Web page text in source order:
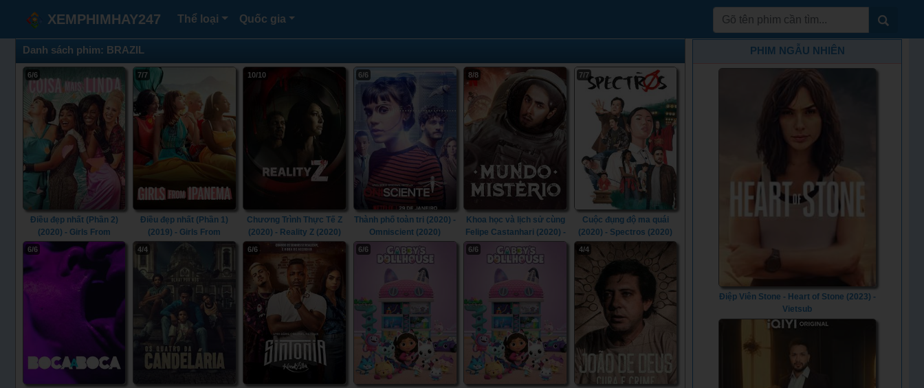
XEMPHIMHAY247 Thể loại Quốc gia
Danh sách phim: BRAZIL
6/6
Điều đẹp nhất (Phần 2)
(2020) - Girls From
Ipanema (Season 2)
(2020)
7/7
Điều đẹp nhất (Phần 1)
(2019) - Girls From
Ipanema (Season 1)
10/10
Chương Trình Thực Tế Z
(2020) - Reality Z (2020)
6/6
Thành phố toàn tri (2020) -
Omniscient (2020)
8/8
Khoa học và lịch sử cùng
Felipe Castanhari (2020) -
Mystery Lab (2020)
7/7
Cuộc đụng độ ma quái
(2020) - Spectros (2020)
6/6 4/4 6/6 6/6 6/6 4/4
PHIM NGẪU NHIÊN
Điệp Viên Stone - Heart of Stone (2023) -
Vietsub